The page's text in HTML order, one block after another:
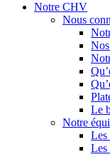
Notre CHV
Nous
Le
Notre
Les
Les